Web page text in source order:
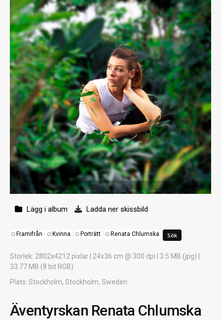
Lägg i album Ladda ner skissbild
Framifrån Kvinna Porträtt Renata Chlumska
Storlek: 2802x4212 pixlar | 24x36 cm @ 300 dpi | 3.5 MB (jpg) |
33.77 MB (8 bit RGB)
Plats: Stockholm, Stockholm, Sweden
Äventyrskan Renata Chlumska